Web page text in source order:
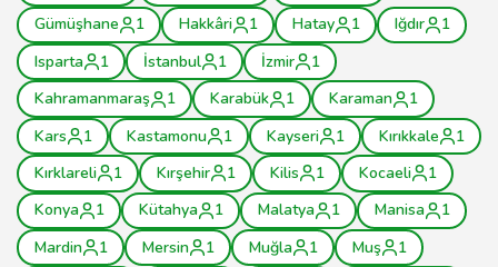
Gümüşhane
1 Hakkâri 1 Hatay 1 Iğdır
1
Isparta
1 İstanbul 1 İzmir
1
Kahramanmaraş
1 Karabük 1 Karaman
1
Kars
1 Kastamonu 1 Kayseri 1 Kırıkkale
1
Kırklareli
1 Kırşehir 1 Kilis 1 Kocaeli
1
Konya
1 Kütahya 1 Malatya 1 Manisa
1
Mardin
1 Mersin 1 Muğla 1 Muş
1